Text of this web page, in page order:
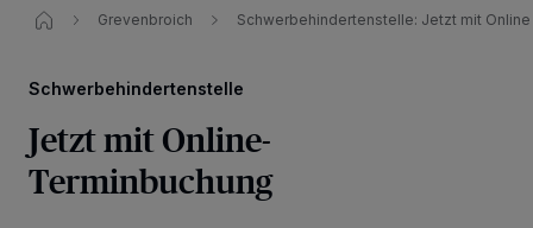
Grevenbroich Schwerbehindertenstelle: Jetzt mit
Schwerbehindertenstelle
Jetzt mit Online-
Terminbuchung